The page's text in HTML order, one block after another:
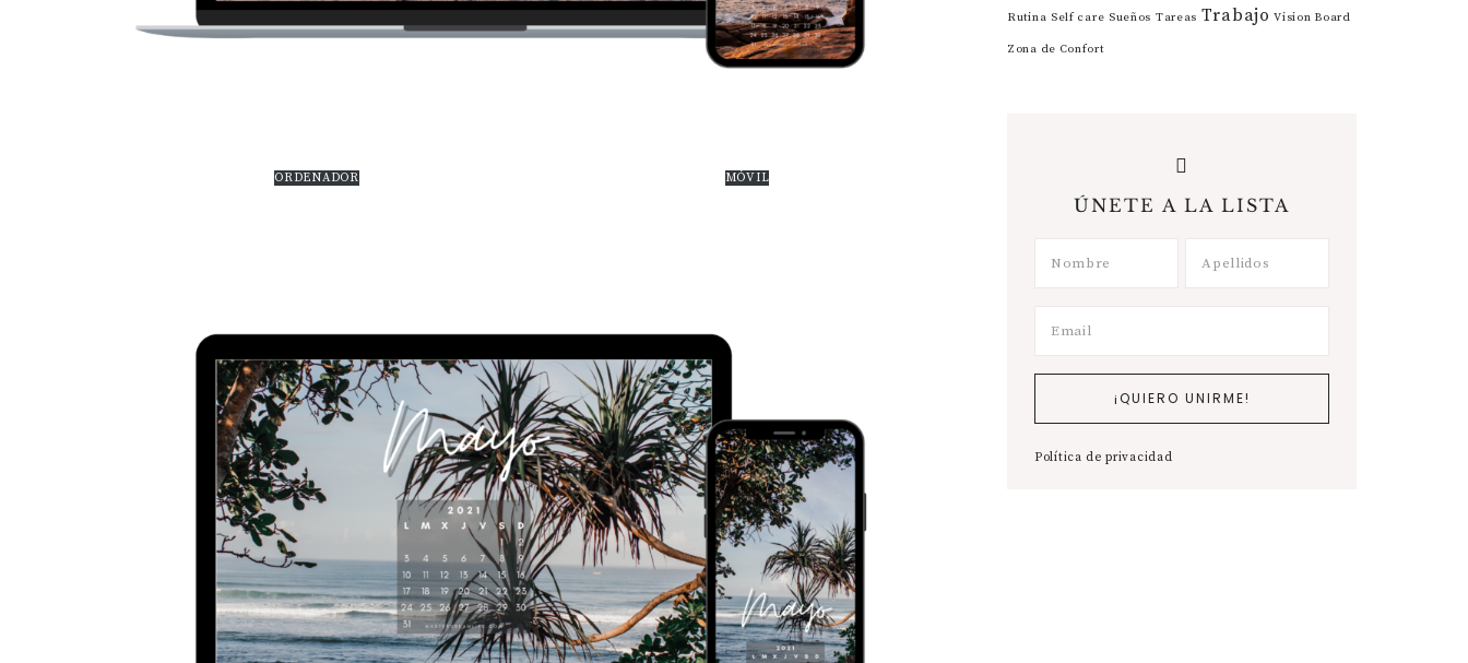
ORDENADOR MÓVIL
Rutina Self care Sueños Tareas Trabajo Vision Board
Zona de Confort
ÚNETE A LA LISTA
Política de privacidad